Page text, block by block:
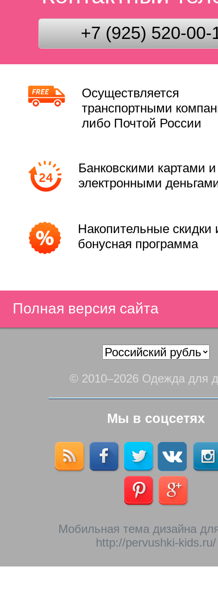
+7 (925) 520-00-
Осуществляется
транспортными
либо Почтой России
Банковскими картами и
электронными
Накопительные скидки
бонусная программа
Полная версия сайта
© 2010–2026 Одежда для
Мы в соцсетях
Мобильная тема дизайна
http://pervushki-kids.ru/